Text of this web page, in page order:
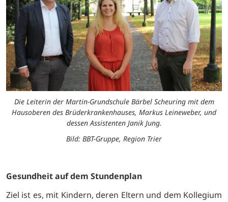
Die Leiterin der Martin-Grundschule Bärbel Scheuring mit dem
Hausoberen des Brüderkrankenhauses, Markus Leineweber, und
dessen Assistenten Janik Jung.
Bild: BBT-Gruppe, Region Trier
Gesundheit auf dem Stundenplan
Ziel ist es, mit Kindern, deren Eltern und dem Kollegium